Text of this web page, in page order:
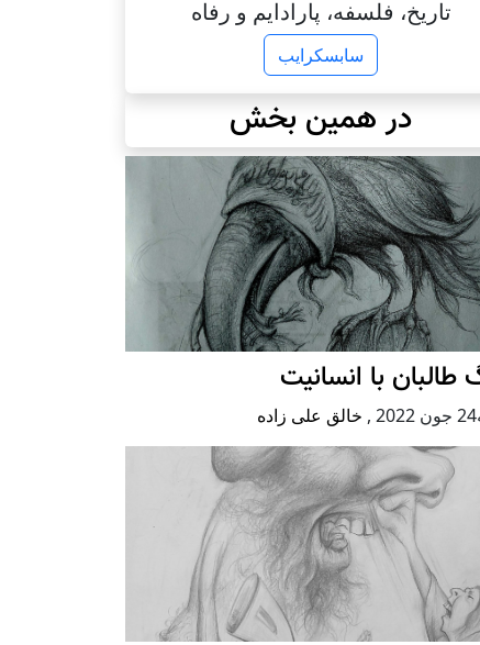
تاریخ، فلسفه، پارادایم و رفاه
سابسکرایب
در همین بخش
با انسانیت
, خالق علی زاده